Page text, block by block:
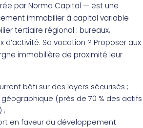
par Norma Capital — est une
immobilier à capital variable
tertiaire régional : bureaux,
Sa vocation ? Proposer aux
immobilière de proximité leur
bâti sur des loyers sécurisés ;
(près de 70 % des actifs
;
en faveur du développement